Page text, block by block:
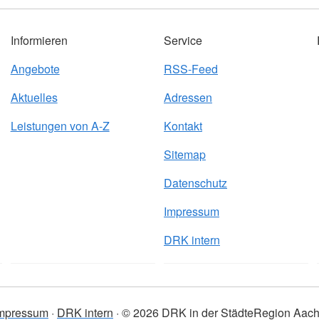
Informieren
Angebote
Aktuelles
Leistungen von A-Z
Service
RSS-Feed
Adressen
Kontakt
Sitemap
Datenschutz
Impressum
DRK intern
DRK intern © 2026 DRK in der StädteRegion